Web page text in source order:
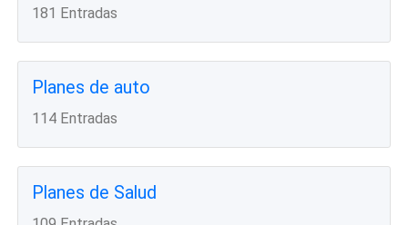
181 Entradas
Planes de auto
114 Entradas
Planes de Salud